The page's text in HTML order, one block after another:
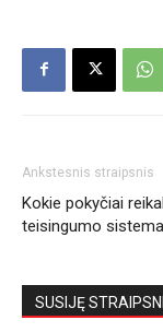
Ankstesnis straipsnis
Kokie pokyčiai
teisingumo
SUSIJĘ